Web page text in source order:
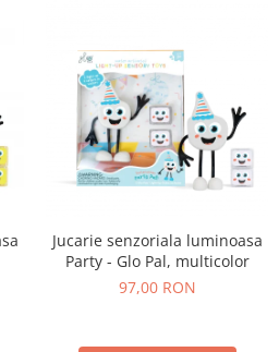
Jucarie senzoriala luminoasa
Party - Glo Pal, multicolor
97,00 RON